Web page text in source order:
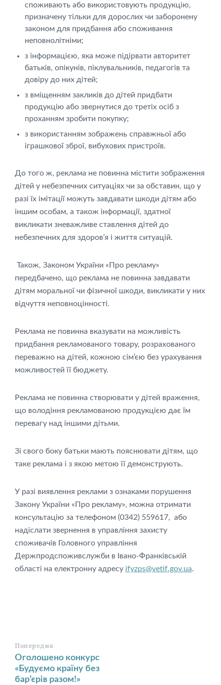
споживають або використовують продукцію,
призначену тільки для дорослих чи заборонену
законом для придбання або споживання
неповнолітніми;
з інформацією, яка може підірвати авторитет
батьків, опікунів, піклувальників, педагогів та
довіру до них дітей;
з вміщенням закликів до дітей придбати
продукцію або звернутися до третіх осіб з
проханням зробити покупку;
з використанням зображень справжньої або
іграшкової зброї, вибухових пристроїв.
До того ж, реклама не повинна містити зображення
дітей у небезпечних ситуаціях чи за обставин, що у
разі їх імітації можуть завдавати шкоди дітям або
іншим особам, а також інформації, здатної
викликати зневажливе ставлення дітей до
небезпечних для здоров’я і життя ситуацій.
Також, Законом України «Про рекламу»
передбачено, що реклама не повинна завдавати
дітям моральної чи фізичної шкоди, викликати у них
відчуття неповноцінності.
Реклама не повинна вказувати на можливість
придбання рекламованого товару, розрахованого
переважно на дітей, кожною сім’єю без урахування
можливостей її бюджету.
Реклама не повинна створювати у дітей враження,
що володіння рекламованою продукцією дає їм
перевагу над іншими дітьми.
Зі свого боку батьки мають пояснювати дітям, що
таке реклама і з якою метою її демонструють.
У разі виявлення реклами з ознаками порушення
Закону України «Про рекламу», можна отримати
консультацію за телефоном (0342) 559617, або
надіслати звернення в управління захисту
споживачів Головного управління
Держпродспоживслужби в Івано-Франківській
області на електронну адресу ifyzps@vetif.gov.ua.
Попередня
Оголошено конкурс
«Будуємо країну без
бар’єрів разом!»